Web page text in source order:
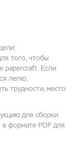
того, чтобы
papercraft. Если
легко,
трудности, место
для сборки
в формате PDF для